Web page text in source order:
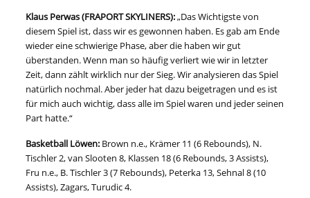
Klaus Perwas (FRAPORT SKYLINERS):„Das Wichtigste von
diesem Spiel ist, dass wir es gewonnen haben. Es gab am Ende
wieder eine schwierige Phase, aber die haben wir gut
überstanden. Wenn man so häufig verliert wie wir in letzter
Zeit, dann zählt wirklich nur der Sieg. Wir analysieren das Spiel
natürlich nochmal. Aber jeder hat dazu beigetragen und es ist
für mich auch wichtig, dass alle im Spiel waren und jeder seinen
Part hatte.“
Basketball Löwen: Brown n.e., Krämer 11 (6 Rebounds), N.
Tischler 2, van Slooten 8, Klassen 18 (6 Rebounds, 3 Assists),
Fru n.e., B. Tischler 3 (7 Rebounds), Peterka 13, Sehnal 8 (10
Assists), Zagars, Turudic 4.